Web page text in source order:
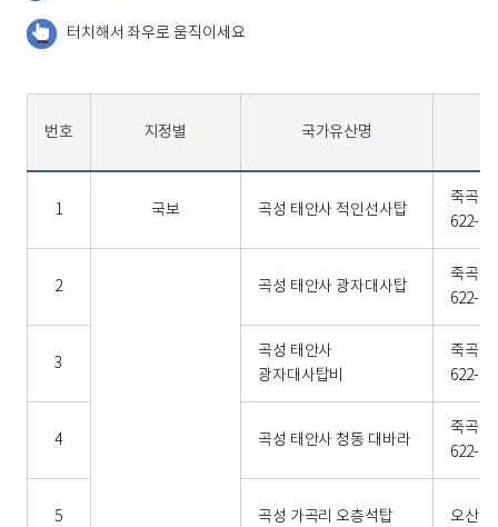
터치해서 좌우로 움직이세요
번호 지정별 국가유산명
1 국보 곡성 태안사 적인선사탑
죽곡면
622-
2 곡성 태안사 광자대사탑
죽곡면
622-71
3
곡성 태안사
광자대사탑비
죽곡면
622-71
4 곡성 태안사 청동 대바라
죽곡면
622-
5 곡성 가곡리 오층석탑 오산면